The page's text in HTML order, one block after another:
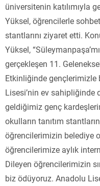
üniversitenin katılımıyla
Yüksel, öğrencilerle
stantlarını ziyaret etti.
Yüksel,
gerçekleşen 11.
Etkinliğinde
Lisesi’nin ev sahipliğinde
geldiğimiz genç
okulların tanıtım
öğrencilerimizin belediye
öğrencilerimize aylık
Dileyen öğrencilerimizin
biz ödüyoruz. Anadolu